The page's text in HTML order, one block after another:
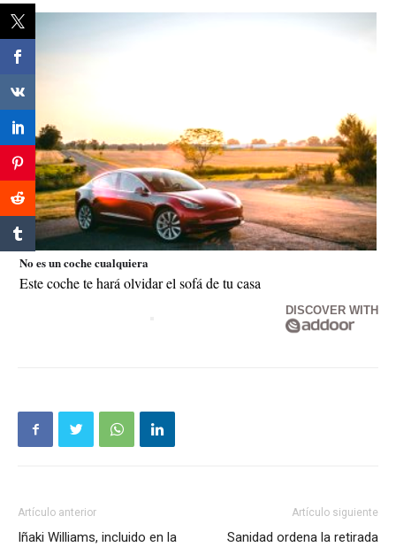
No es un coche cualquiera
Este coche te hará olvidar el sofá de tu casa
DISCOVER WITH
Artículo anterior
Iñaki Williams, incluido en la
Artículo siguiente
Sanidad ordena la retirada